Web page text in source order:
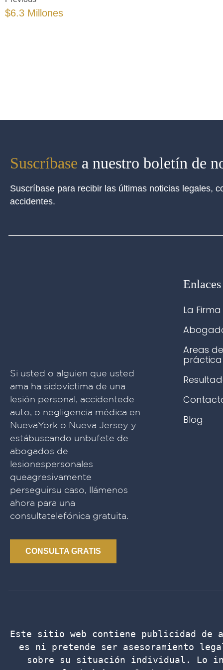
$6.3 Millones
Suscríbase a nuestro boletín de
Suscríbase para recibir las últimas noticias legales,
accidentes.
Si usted o alguien que usted
ama ha sidovíctima de una
lesión personal, accidentede
auto, o negligencia médica en
NuevaYork o Nueva Jersey y
estábuscando unbufete de
abogados de
lesionespersonales
queagresivamente
perseguirsu caso, llámenos
ahora para una
consultatelefónica gratuita.
CONSULTA GRATIS
La Firma
Areas de
práctica
Blog
Este sitio web contiene publicidad de
es ni pretende ser asesoramiento
sobre su situación individual. Lo